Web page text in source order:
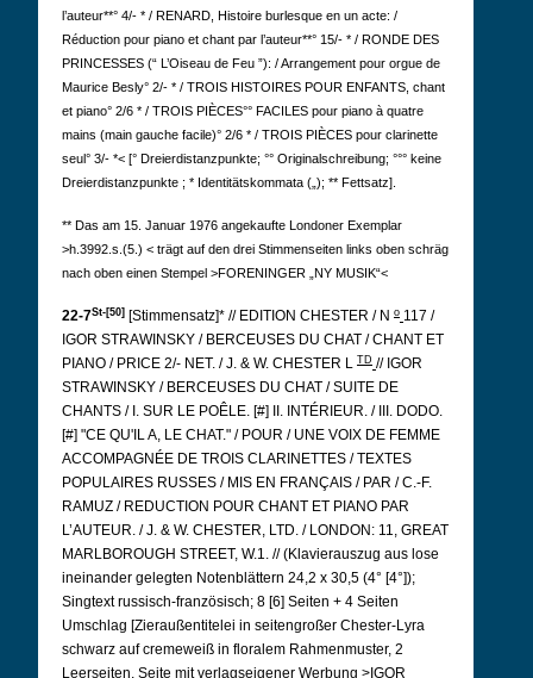
l’auteur**° 4/- * / RENARD, Histoire burlesque en un acte: /
Réduction pour piano et chant par l’auteur**° 15/- * / RONDE DES
PRINCESSES (“ L’Oiseau de Feu ”): / Arrangement pour orgue de
Maurice Besly° 2/- * / TROIS HISTOIRES POUR ENFANTS, chant
et piano° 2/6 * / TROIS PIÈCES°° FACILES pour piano à quatre
mains (main gauche facile)° 2/6 * / TROIS PIÈCES pour clarinette
seul° 3/- *< [° Dreierdistanzpunkte; °° Originalschreibung; °°° keine
Dreierdistanzpunkte ; * Identitätskommata („); ** Fettsatz].
** Das am 15. Januar 1976 angekaufte Londoner Exemplar
>h.3992.s.(5.) < trägt auf den drei Stimmenseiten links oben schräg
nach oben einen Stempel >FORENINGER „NY MUSIK“<
22-7St-[50] [Stimmensatz]* // EDITION CHESTER / N o 117 /
IGOR STRAWINSKY / BERCEUSES DU CHAT / CHANT ET
PIANO / PRICE 2/- NET. / J. & W. CHESTER L TD // IGOR
STRAWINSKY / BERCEUSES DU CHAT / SUITE DE
CHANTS / I. SUR LE POÊLE. [#] II. INTÉRIEUR. / III. DODO.
[#] "CE QU'IL A, LE CHAT." / POUR / UNE VOIX DE FEMME
ACCOMPAGNÉE DE TROIS CLARINETTES / TEXTES
POPULAIRES RUSSES / MIS EN FRANÇAIS / PAR / C.-F.
RAMUZ / REDUCTION POUR CHANT ET PIANO PAR
L’AUTEUR. / J. & W. CHESTER, LTD. / LONDON: 11, GREAT
MARLBOROUGH STREET, W.1. // (Klavierauszug aus lose
ineinander gelegten Notenblättern 24,2 x 30,5 (4° [4°]);
Singtext russisch-französisch; 8 [6] Seiten + 4 Seiten
Umschlag [Zieraußentitelei in seitengroßer Chester-Lyra
schwarz auf cremeweiß in floralem Rahmenmuster, 2
Leerseiten, Seite mit verlagseigener Werbung >IGOR